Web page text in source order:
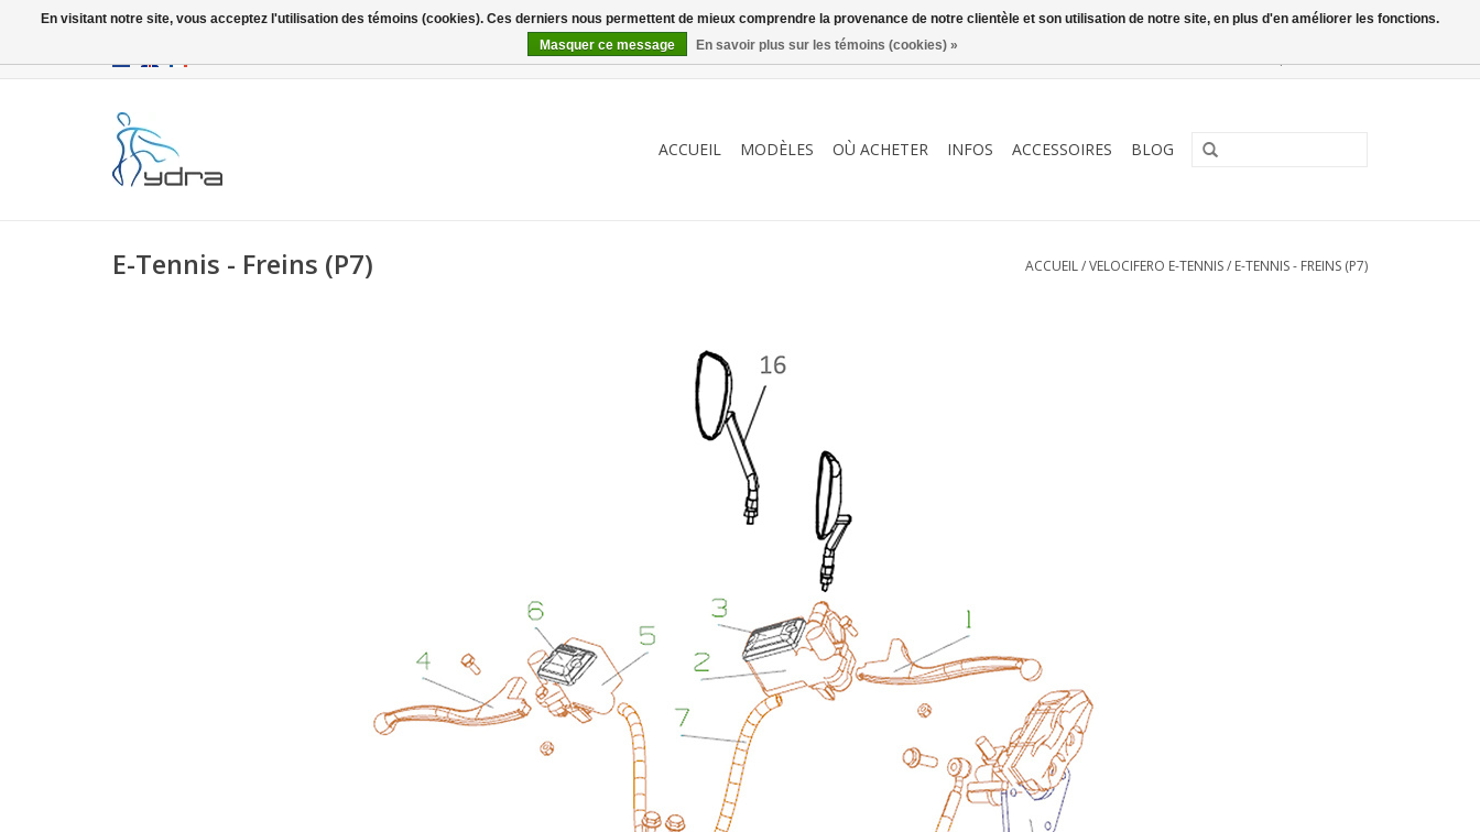
ACCUEIL MODÈLES OÙ ACHETER INFOS ACCESSOIRES BLOG
E-Tennis - Freins (P7) ACCUEIL/VELOCIFERO E-TENNIS/ E-TENNIS - FREINS (P7)
En visitant notre site, vous acceptez l'utilisation des témoins (cookies). Ces derniers nous permettent de mieux comprendre la provenance de notre clientèle et son utilisation de notre site, en plus d'en améliorer les fonctions.
Masquer ce message
En savoir plus sur les témoins (cookies) »